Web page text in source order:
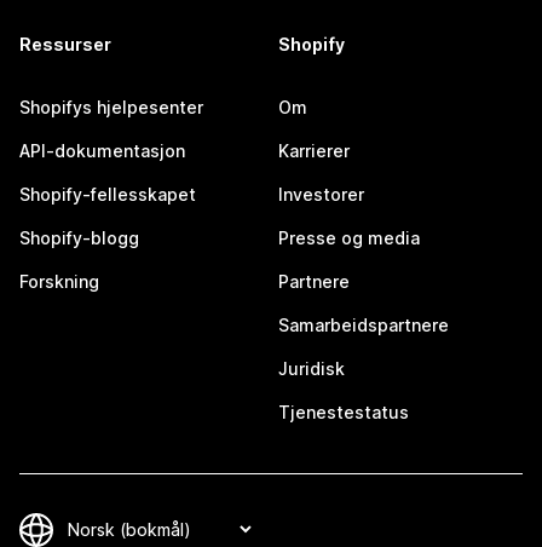
Ressurser
Shopifys hjelpesenter
API-dokumentasjon
Shopify-fellesskapet
Shopify-blogg
Forskning
Shopify
Om
Karrierer
Investorer
Presse og media
Partnere
Samarbeidspartnere
Juridisk
Tjenestestatus